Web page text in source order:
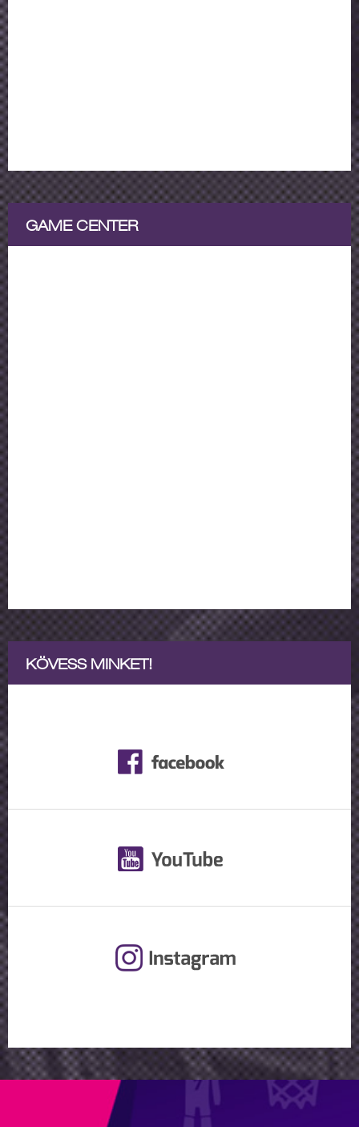
GAME CENTER
KÖVESS MINKET!